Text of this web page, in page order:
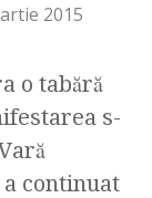
2015
o tabără
s-
continuat